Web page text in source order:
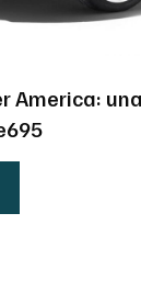
America: